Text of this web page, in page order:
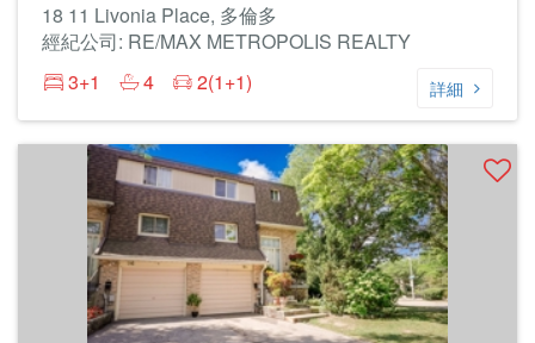
18 11 Livonia Place, 多倫多
經紀公司: RE/MAX METROPOLIS REALTY
3+1
4 2(1+1) 詳細